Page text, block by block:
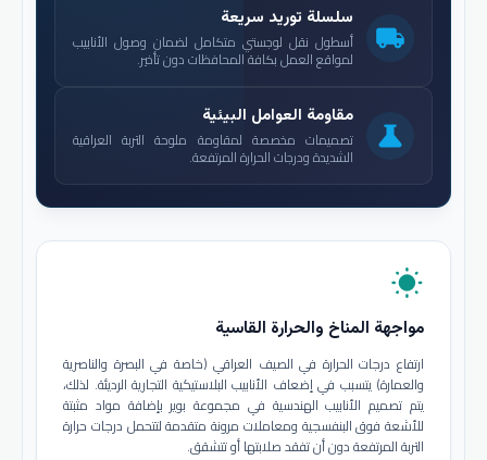
local_shipping
سلسلة توريد سريعة
أسطول نقل لوجستي متكامل لضمان وصول الأنابيب
لمواقع العمل بكافة المحافظات دون تأخير.
science
مقاومة العوامل البيئية
تصميمات مخصصة لمقاومة ملوحة التربة العراقية
الشديدة ودرجات الحرارة المرتفعة.
wb_sunny
مواجهة المناخ والحرارة القاسية
ارتفاع درجات الحرارة في الصيف العراقي (خاصة في البصرة والناصرية
والعمارة) يتسبب في إضعاف الأنابيب البلاستيكية التجارية الرديئة. لذلك،
يتم تصميم الأنابيب الهندسية في مجموعة بوير بإضافة مواد مثبتة
للأشعة فوق البنفسجية ومعاملات مرونة متقدمة لتتحمل درجات حرارة
التربة المرتفعة دون أن تفقد صلابتها أو تتشقق.